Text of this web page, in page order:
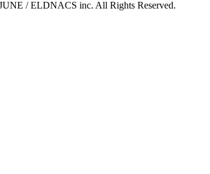
/ ELDNACS inc. All Rights Reserved.